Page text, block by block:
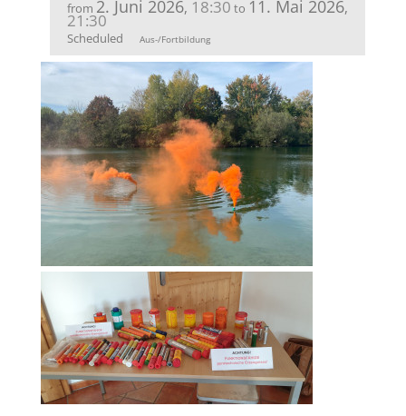
from 2. Juni 2026, 18:30 to 11. Mai 2026,
21:30
Scheduled Aus-/Fortbildung